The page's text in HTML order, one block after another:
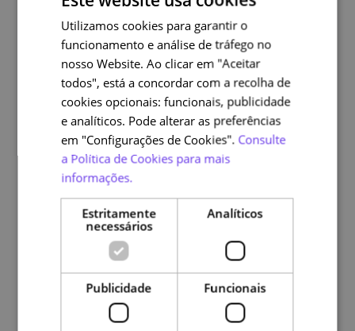
ENGLISH
Utilizamos cookies para garantir o
funcionamento e análise de tráfego no
nosso Website. Ao clicar em "Aceitar
todos", está a concordar com a recolha de
cookies opcionais: funcionais, publicidade
e analíticos. Pode alterar as preferências
em "Configurações de Cookies". Consulte
a Política de Cookies para mais
informações.
Estritamente
necessários
Analíticos
Publicidade Funcionais